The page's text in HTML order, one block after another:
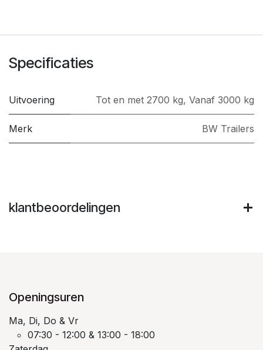
Specificaties
Uitvoering Tot en met 2700 kg, Vanaf 3000 kg
Merk BW Trailers
klantbeoordelingen
Openingsuren
Ma, Di, Do & Vr
07:30 - 12:00 & 13:00 - 18:00